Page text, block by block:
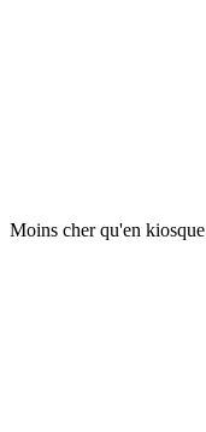
Moins cher qu'en kiosque